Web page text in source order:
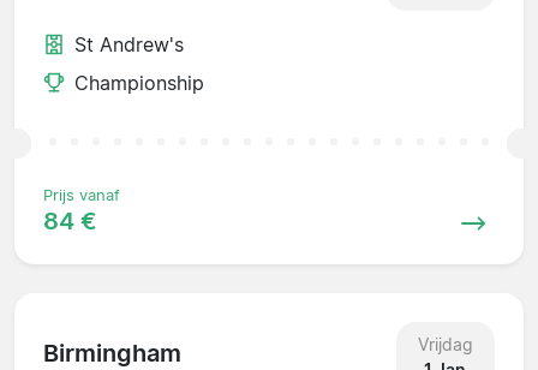
St Andrew's
Championship
Prijs vanaf
84 €
Birmingham
Vrijdag